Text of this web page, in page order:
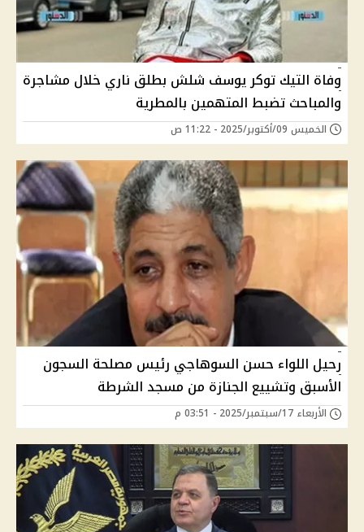
وفاة التيك توكر يوسف شلش بطلق ناري خلال مشاجرة
والمباحث تضبط المتهمين بالمطرية
الخميس 09/أكتوبر/2025 - 11:22 ص
رحيل اللواء حسن السوهاجي رئيس مصلحة السجون
الأسبق وتشييع الجنازة من مسجد الشرطة
الأربعاء 17/سبتمبر/2025 - 03:51 م